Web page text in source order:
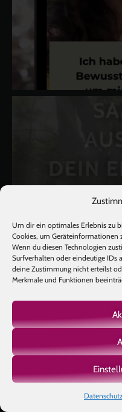
Um dir ein optimales Erlebnis zu
Cookies, um Geräteinformationen
Wenn du diesen Technologien
Surfverhalten oder eindeutige IDs
deine Zustimmung nicht erteilst
Merkmale und Funktionen
Mehr laden